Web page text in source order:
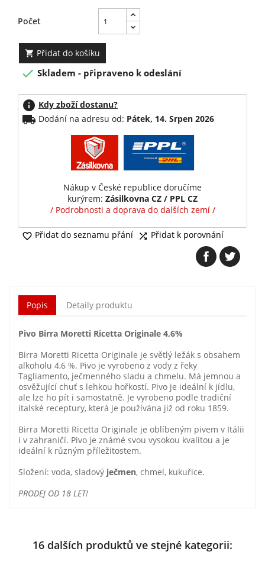
Počet
 Přidat do košíku
 Skladem - připraveno k odeslání
info Kdy zboží dostanu?
local_shipping Dodání na adresu od: Pátek, 14. Srpen 2026
Nákup v České republice doručíme
kurýrem: Zásilkovna CZ / PPL CZ
/ Podrobnosti a doprava do dalších zemí /
 Přidat do seznamu přání  Přidat k porovnání
Popis Detaily produktu
Pivo Birra Moretti Ricetta Originale 4,6%
Birra Moretti Ricetta Originale je světlý ležák s obsahem
alkoholu 4,6 %. Pivo je vyrobeno z vody z řeky
Tagliamento, ječmenného sladu a chmelu. Má jemnou a
osvěžující chuť s lehkou hořkostí. Pivo je ideální k jídlu,
ale lze ho pít i samostatně. Je vyrobeno podle tradiční
italské receptury, která je používána již od roku 1859.
Birra Moretti Ricetta Originale je oblíbeným pivem v Itálii
i v zahraničí. Pivo je známé svou vysokou kvalitou a je
ideální k různým příležitostem.
Složení: voda, sladový ječmen, chmel, kukuřice.
PRODEJ OD 18 LET!
16 dalších produktů ve stejné kategorii: